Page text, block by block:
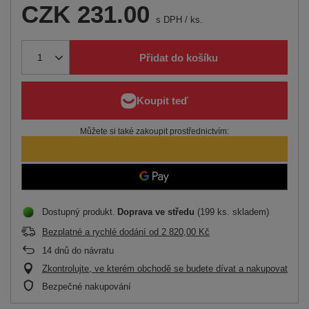
CZK 231.00 s DPH / ks.
Přidat do košíku
Můžete si také zakoupit prostřednictvím:
Dostupný produkt Doprava ve středu (199 ks. skladem)
Bezplatné a rychlé dodání od 2 820,00 Kč
14 dnů do návratu
Zkontrolujte, ve kterém obchodě se budete dívat a nakupovat
Bezpečné nakupování